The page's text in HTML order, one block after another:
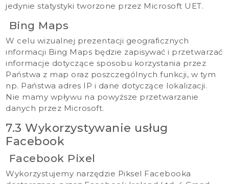
jedynie statystyki tworzone przez Microsoft UET.
Bing Maps
W celu wizualnej prezentacji geograficznych
informacji Bing Maps będzie zapisywać i przetwarzać
informacje dotyczące sposobu korzystania przez
Państwa z map oraz poszczególnych funkcji, w tym
np. Państwa adres IP i dane dotyczące lokalizacji.
Nie mamy wpływu na powyższe przetwarzanie
danych przez Microsoft.
7.3 Wykorzystywanie usług
Facebook
Facebook Pixel
Wykorzystujemy narzędzie Piksel Facebooka